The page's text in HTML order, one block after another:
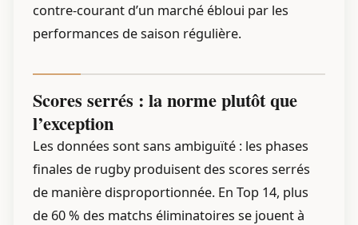
contre-courant d’un marché ébloui par les
performances de saison régulière.
Scores serrés : la norme plutôt que
l’exception
Les données sont sans ambiguïté : les phases
finales de rugby produisent des scores serrés
de manière disproportionnée. En Top 14, plus
de 60 % des matchs éliminatoires se jouent à